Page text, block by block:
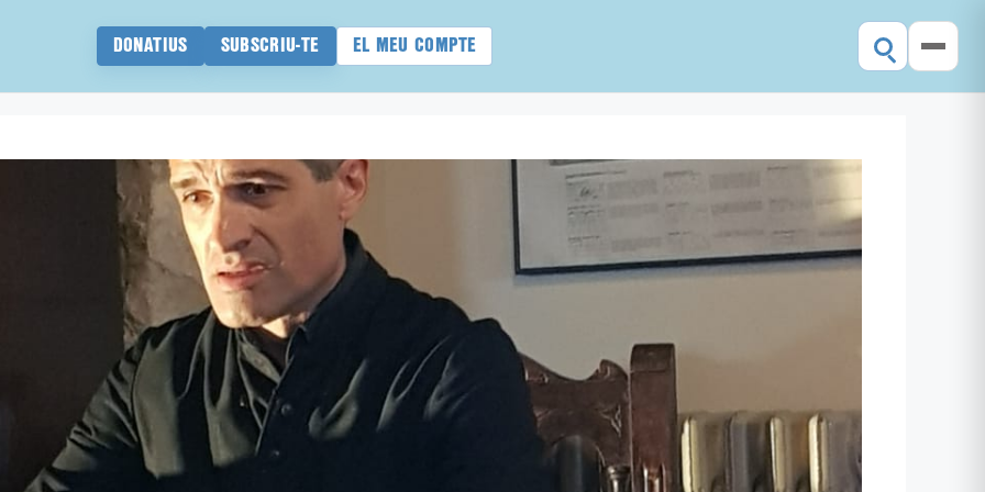
DONATIUS SUBSCRIU-TE EL MEU COMPTE